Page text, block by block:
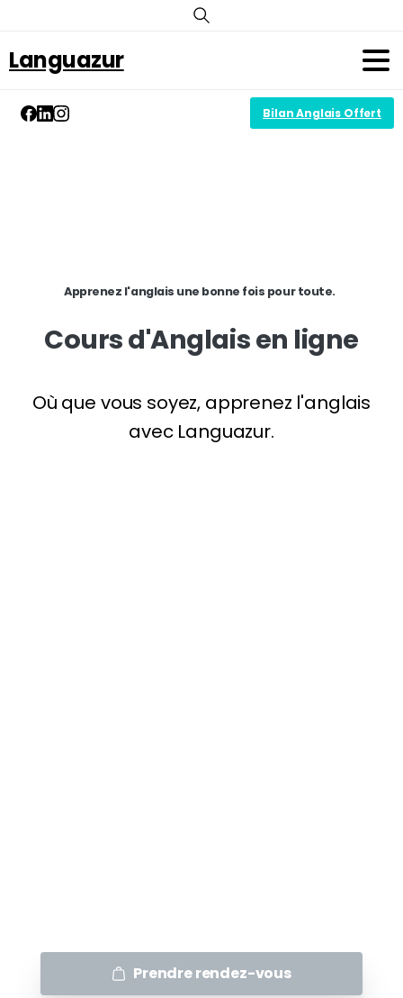
Languazur
Bilan Anglais Offert
Apprenez l'anglais une bonne fois pour toute.
Coursd'Anglaisen ligne
Prendre rendez-vous